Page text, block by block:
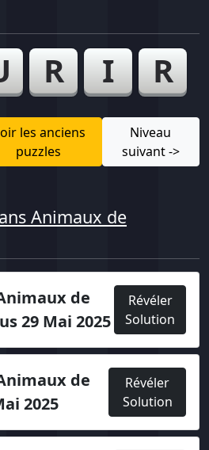
R I R
les anciens
puzzles
Niveau
suivant ->
Animaux de
de
29 Mai 2025
Révéler
Solution
de
2025
Révéler
Solution